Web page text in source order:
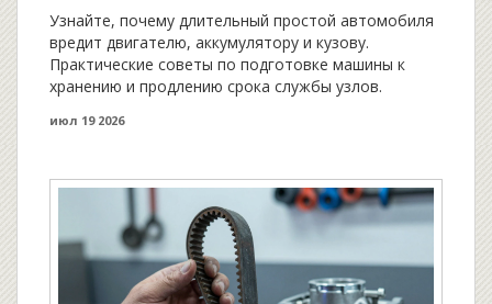
Узнайте, почему длительный простой автомобиля
вредит двигателю, аккумулятору и кузову.
Практические советы по подготовке машины к
хранению и продлению срока службы узлов.
июл 19 2026